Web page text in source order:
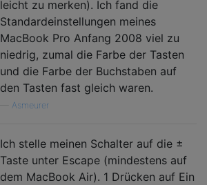
leicht zu merken). Ich fand die
Standardeinstellungen meines
MacBook Pro Anfang 2008 viel zu
niedrig, zumal die Farbe der Tasten
und die Farbe der Buchstaben auf
den Tasten fast gleich waren.
Asmeurer
Ich stelle meinen Schalter auf die ±
Taste unter Escape (mindestens auf
dem MacBook Air). 1 Drücken auf Ein